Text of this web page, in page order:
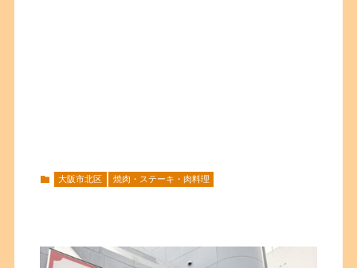
大阪市北区 焼肉・ステーキ・肉料理